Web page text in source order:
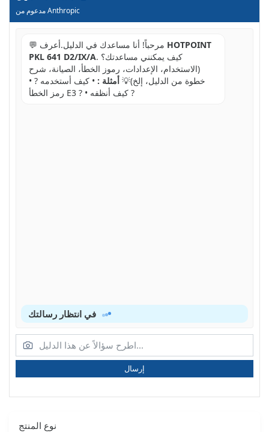
مدعوم من Anthropic
💬 مرحباً! أنا مساعدك في الدليل.أعرف HOTPOINT
PKL 641 D2/IX/A. كيف يمكنني مساعدتك؟
(الاستخدام، الإعدادات، رموز الخطأ، الصيانة، شرح
خطوة من الدليل، إلخ)💡 أمثلة : • كيف أستخدمه ? •
رمز الخطأ E3 ? • كيف أنظفه ?
إرسال
نوع المنتج